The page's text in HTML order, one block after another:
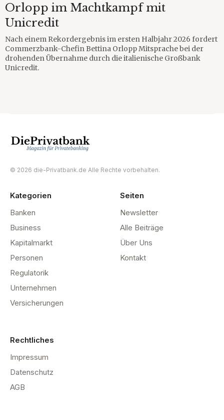
Orlopp im Machtkampf mit
Unicredit
Nach einem Rekordergebnis im ersten Halbjahr 2026 fordert
Commerzbank-Chefin Bettina Orlopp Mitsprache bei der
drohenden Übernahme durch die italienische Großbank
Unicredit.
© 2026 die-Privatbank.de Alle Rechte vorbehalten.
Kategorien
Banken
Business
Kapitalmarkt
Personen
Regulatorik
Unternehmen
Versicherungen
Seiten
Newsletter
Alle Beiträge
Über Uns
Kontakt
Rechtliches
Impressum
Datenschutz
AGB